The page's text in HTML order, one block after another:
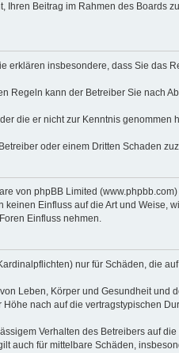
Ihren Beitrag im Rahmen des Boards
erklären insbesondere, dass Sie das
Regeln kann der Betreiber Sie nach
die er nicht zur Kenntnis genommen
oder einem Dritten Schaden
von phpBB Limited
Einfluss auf die Art und Weise,
Einfluss nehmen.
nur für Schäden, die
Leben, Körper und Gesundheit und
nach auf die vertragstypischen
Verhalten des Betreibers auf
auch für mittelbare Schäden,